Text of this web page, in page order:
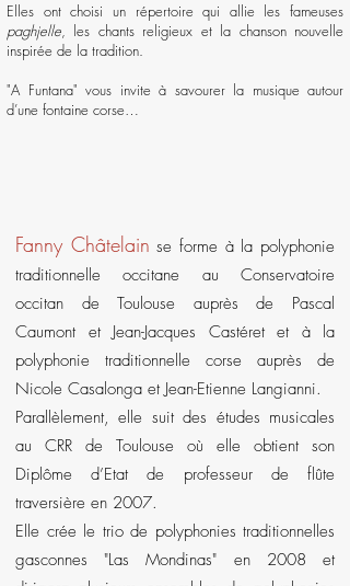
Elles ont choisi un répertoire qui allie les fameuses
paghjelle, les chants religieux et la chanson nouvelle
inspirée de la tradition.
"A Funtana" vous invite à savourer la musique autour
d’une fontaine corse…
Fanny Châtelain se forme à la polyphonie
traditionnelle occitane au Conservatoire
occitan de Toulouse auprès de Pascal
Caumont et Jean-Jacques Castéret et à la
polyphonie traditionnelle corse auprès de
Nicole Casalonga et Jean-Etienne Langianni.
Parallèlement, elle suit des études musicales
au CRR de Toulouse où elle obtient son
Diplôme d’Etat de professeur de flûte
traversière en 2007.
Elle crée le trio de polyphonies traditionnelles
gasconnes "Las Mondinas" en 2008 et